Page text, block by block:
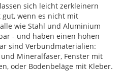
sich leicht zerkleinern
wenn es nicht mit
wie Stahl und Aluminium
- und haben einen hohen
sind Verbundmaterialien:
Mineralfaser, Fenster mit
oder Bodenbeläge mit Kleber.